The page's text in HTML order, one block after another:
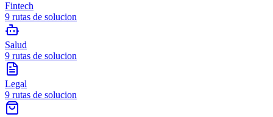
Fintech
9 rutas de solucion
Salud
9 rutas de solucion
Legal
9 rutas de solucion